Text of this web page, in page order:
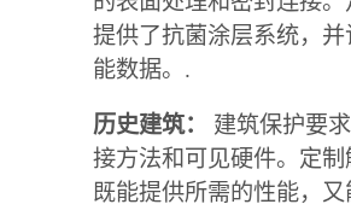
提供了抗菌涂层系统，并
能数据。.
历史建筑：
建筑保护要
接方法和可见硬件。定
既能提供所需的性能，